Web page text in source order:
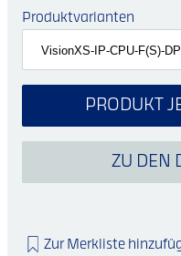
Produktvarianten
PRODUKT
ZU DEN
Zur Merkliste